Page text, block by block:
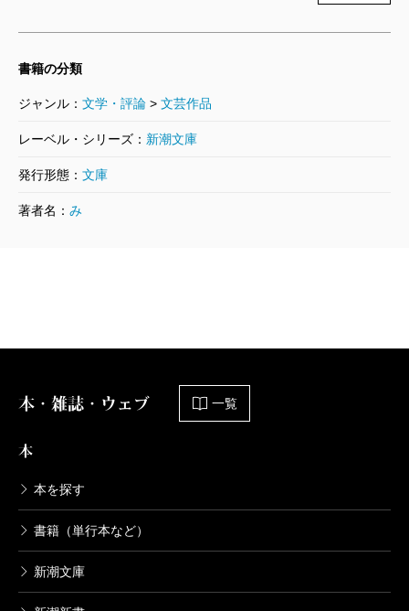
書籍の分類
ジャンル： 文学・評論 > 文芸作品
レーベル・シリーズ： 新潮文庫
発行形態： 文庫
著者名： み
本・雑誌・ウェブ 一覧
本
本を探す
書籍（単行本など）
新潮文庫